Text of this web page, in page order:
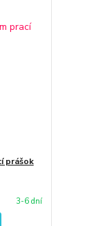
prášok
3-6 dní